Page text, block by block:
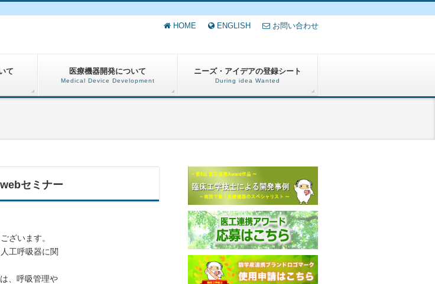
HOME ENGLISH お問い合わせ
て 医療機器開発について
Medical Device Development
ニーズ・アイデアの登録シート
During idea Wanted
セミナー
ざいます。
工呼吸器に関
、呼吸管理や